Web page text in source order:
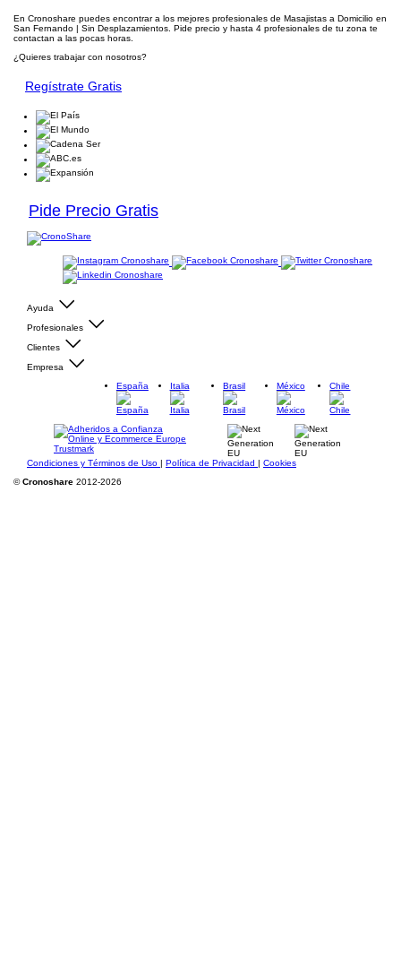
En Cronoshare puedes encontrar a los mejores profesionales de Masajistas a Domicilio en
San Fernando | Sin Desplazamientos. Pide precio y hasta 4 profesionales de tu zona te
contactan a las pocas horas.
¿Quieres trabajar con nosotros?
Regístrate Gratis
Pide Precio Gratis
Ayuda
Profesionales
Clientes
Empresa
España
Italia Brasil México Chile
Condiciones y Términos de Uso | Política de Privacidad | Cookies
©Cronoshare 2012-2026